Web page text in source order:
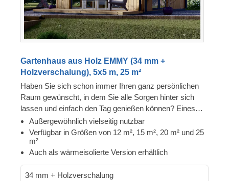
Gartenhaus aus Holz EMMY (34 mm +
Holzverschalung), 5x5 m, 25 m²
Haben Sie sich schon immer Ihren ganz persönlichen
Raum gewünscht, in dem Sie alle Sorgen hinter sich
lassen und einfach den Tag genießen können? Eines
unserer neuesten Holzhausmodelle, EMMY, in vier
verschiedenen Größen erhältlich (12 m², 15 m², 20 m²,
25 m²), wird jeden Moment, den Sie dort verbringen, zu
einem außergewöhnlich schönem Erlebnis machen.
Ganz gleich, ob Sie es als Erweiterung Ihres
Wohnzimmers, als eigenen Fitnessraum oder als
Außergewöhnlich vielseitig nutzbar
Verfügbar in Größen von 12 m², 15 m², 20 m² und 25
m²
Auch als wärmeisolierte Version erhältlich
34 mm + Holzverschalung